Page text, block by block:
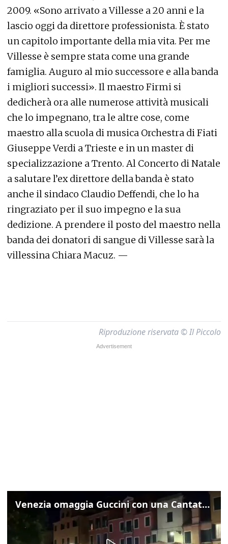
2009. «Sono arrivato a Villesse a 20 anni e la
lascio oggi da direttore professionista. È stato
un capitolo importante della mia vita. Per me
Villesse è sempre stata come una grande
famiglia. Auguro al mio successore e alla banda
i migliori successi». Il maestro Firmi si
dedicherà ora alle numerose attività musicali
che lo impegnano, tra le altre cose, come
maestro alla scuola di musica Orchestra di Fiati
Giuseppe Verdi a Trieste e in un master di
specializzazione a Trento. Al Concerto di Natale
a salutare l’ex direttore della banda è stato
anche il sindaco Claudio Deffendi, che lo ha
ringraziato per il suo impegno e la sua
dedizione. A prendere il posto del maestro nella
banda dei donatori di sangue di Villesse sarà la
villessina Chiara Macuz. —
Riproduzione riservata © Il Piccolo
Venezia omaggia Guccini con una Cantata Anarchica in campo Santa Margherita